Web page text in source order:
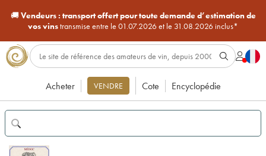
🚚Vendeurs : transport offert pour toute demande d’estimation de
vos vinstransmise entre le 01.07.2026 et le 31.08.2026 inclus*
Acheter VENDRE Cote Encyclopédie